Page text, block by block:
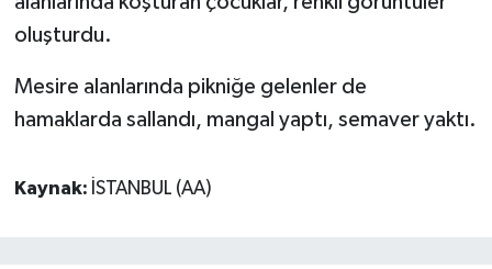
oluşturdu.
Mesire alanlarında pikniğe gelenler de
hamaklarda sallandı, mangal yaptı, semaver yaktı.
Kaynak: İSTANBUL (AA)